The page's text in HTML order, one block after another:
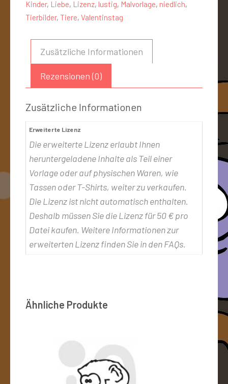
Kinder, Liebe, Lizenz, lustig, Malvorlage, niedlich,
Tierbilder, Tiere, Valentinstag
Zusätzliche Informationen
Rezensionen (0)
Zusätzliche Informationen
Erweiterte Lizenz
Die erweiterte Lizenz erlaubt Ihnen
heruntergeladene Inhalte als Teil einer
Vorlage oder auf physischen Waren, wie
Tassen oder T-Shirts, weiter zu verkaufen.
Die Lizenz ist nicht automatisch enthalten.
Deshalb müssen Sie die Lizenz für 50 € pro
Datei kaufen. Weitere Informationen zur
erweiterten Lizenz finden Sie in den FAQs.
Ähnliche Produkte